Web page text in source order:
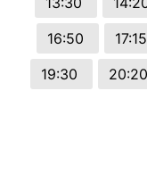
16:50
17:15
19:30
20:20